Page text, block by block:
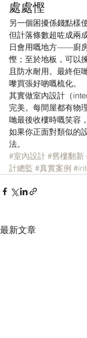
處處慳
另一個困擾係錢點樣
但計落條數超咗成兩
日會用嘅地方——廚
慳；至於地板，可以
且防水耐用。最終佢
嚟買張好啲嘅梳化。
其實做室內設計（
完美。每間屋都有物
哋最後收樓時嘅笑容
如果你正面對類似的
法。
#室內設計 #舊樓翻新
計總監 #真實案例
最新文章